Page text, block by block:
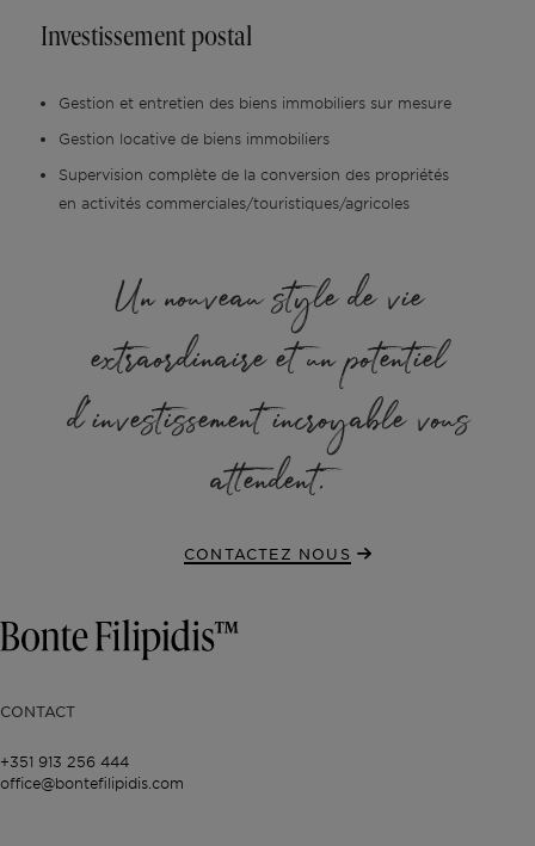
Investissement postal
Gestion et entretien des biens immobiliers sur mesure
Gestion locative de biens immobiliers
Supervision complète de la conversion des propriétés
en activités commerciales/touristiques/agricoles
Un nouveau style de vie
extraordinaire et un potentiel
d'investissement incroyable vous
attendent.
CONTACTEZ NOUS
CONTACT
+351 913 256 444
office@bontefilipidis.com